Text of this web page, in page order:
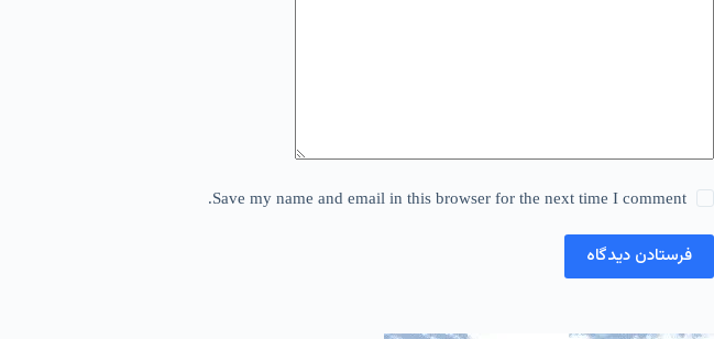
Save my name and email in this browser for the next time I comment.
فرستادن دیدگاه